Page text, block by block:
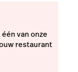
van onze
restaurant